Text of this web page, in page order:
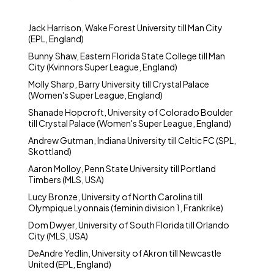
Jack Harrison, Wake Forest University till Man City
(EPL, England)
Bunny Shaw, Eastern Florida State College till Man
City (Kvinnors Super League, England)
Molly Sharp, Barry University till Crystal Palace
(Women's Super League, England)
Shanade Hopcroft, University of Colorado Boulder
till Crystal Palace (Women's Super League, England)
Andrew Gutman, Indiana University till Celtic FC (SPL,
Skottland)
Aaron Molloy, Penn State University till Portland
Timbers (MLS, USA)
Lucy Bronze, University of North Carolina till
Olympique Lyonnais (feminin division 1, Frankrike)
Dom Dwyer, University of South Florida till Orlando
City (MLS, USA)
DeAndre Yedlin, University of Akron till Newcastle
United (EPL, England)